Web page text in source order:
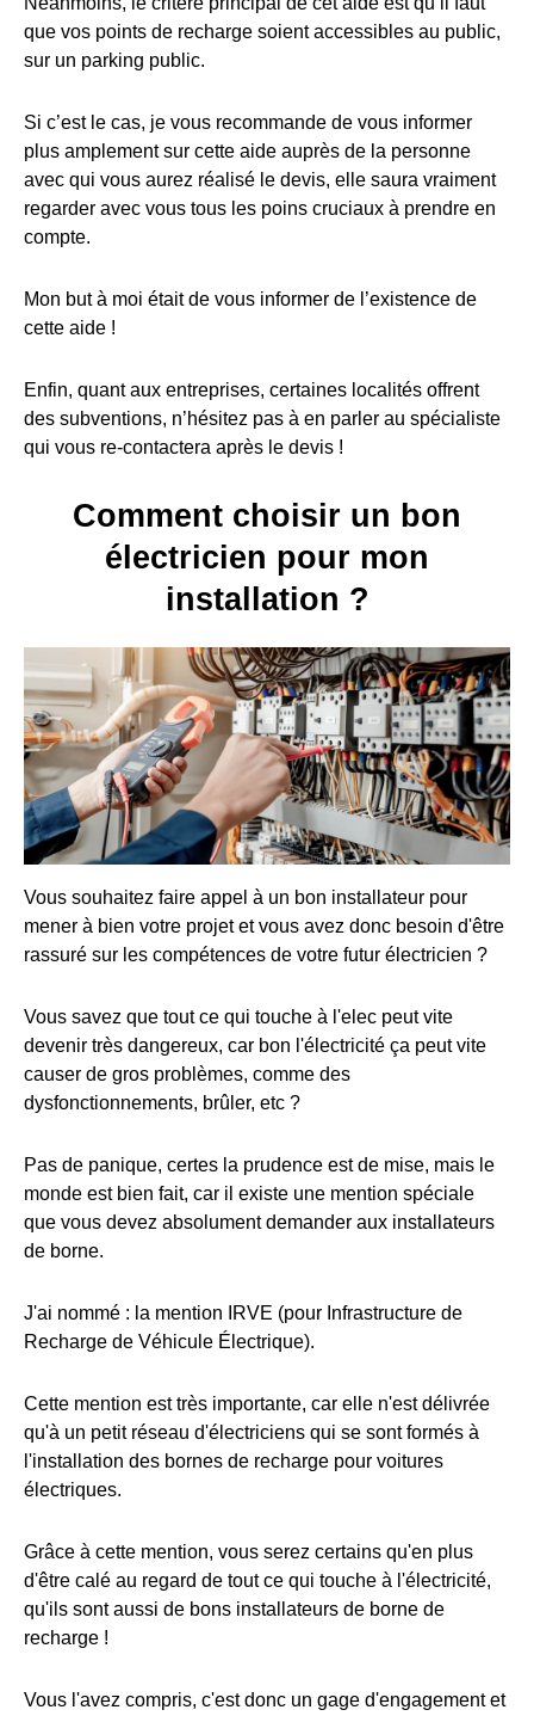
que vos points de recharge soient accessibles au public,
sur un parking public.
Si c’est le cas, je vous recommande de vous informer
plus amplement sur cette aide auprès de la personne
avec qui vous aurez réalisé le devis, elle saura vraiment
regarder avec vous tous les poins cruciaux à prendre en
compte.
Mon but à moi était de vous informer de l’existence de
cette aide !
Enfin, quant aux entreprises, certaines localités offrent
des subventions, n’hésitez pas à en parler au spécialiste
qui vous re-contactera après le devis !
Comment choisir un bon
électricien pour mon
installation ?
Vous souhaitez faire appel à un bon installateur pour
mener à bien votre projet et vous avez donc besoin d'être
rassuré sur les compétences de votre futur électricien ?
Vous savez que tout ce qui touche à l'elec peut vite
devenir très dangereux, car bon l'électricité ça peut vite
causer de gros problèmes, comme des
dysfonctionnements, brûler, etc ?
Pas de panique, certes la prudence est de mise, mais le
monde est bien fait, car il existe une mention spéciale
que vous devez absolument demander aux installateurs
de borne.
J'ai nommé : la mention IRVE (pour Infrastructure de
Recharge de Véhicule Électrique).
Cette mention est très importante, car elle n'est délivrée
qu'à un petit réseau d'électriciens qui se sont formés à
l'installation des bornes de recharge pour voitures
électriques.
Grâce à cette mention, vous serez certains qu'en plus
d'être calé au regard de tout ce qui touche à l'électricité,
qu'ils sont aussi de bons installateurs de borne de
recharge !
Vous l'avez compris, c'est donc un gage d'engagement et